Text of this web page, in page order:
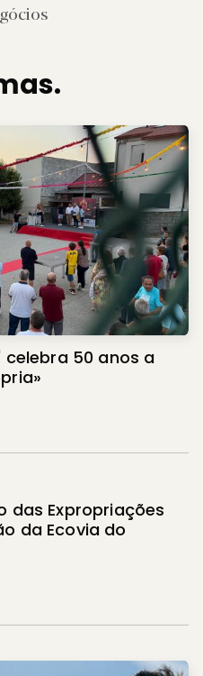
celebra 50 anos a
da Ecovia do